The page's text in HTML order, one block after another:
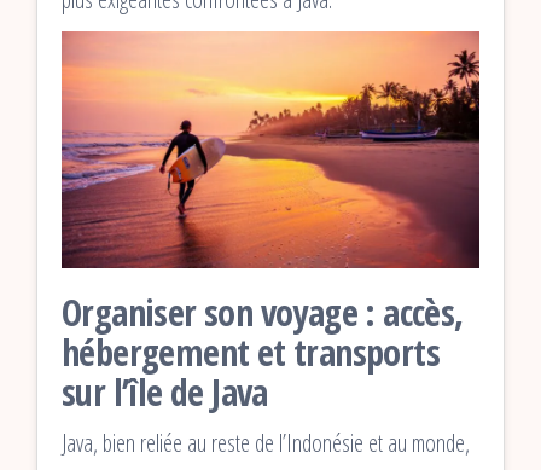
Organiser son voyage : accès,
hébergement et transports
sur l’île de Java
Java, bien reliée au reste de l’Indonésie et au monde,